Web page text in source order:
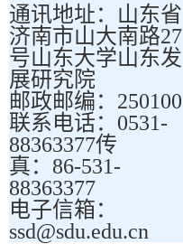
通讯地址：山东省
济南市山大南路27
号山东大学山东发
展研究院
邮政邮编：250100
联系电话：0531-
88363377传
真：86-531-
88363377
电子信箱：
ssd@sdu.edu.cn